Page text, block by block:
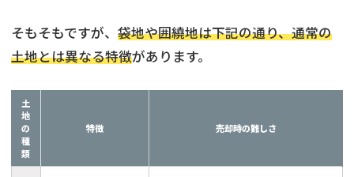
そもそもですが、 袋地や囲繞地は下記の通り、通常の
土地とは異なる特徴があります。
土
地
の
種
類
特徴 売却時の難しさ